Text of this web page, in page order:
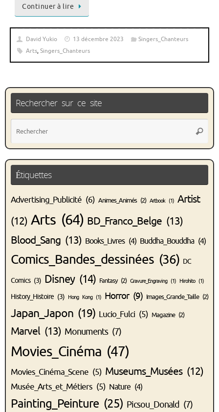
Continuer à lire
David Yukio 13 décembre 2023
Singers_Chanteurs
Arts,Singers_Chanteurs
Rechercher sur ce site
Étiquettes
Advertising_Publicité (6) Animes_Animés(2) Artbook(1) Artist
(12) Arts (64) BD_Franco_Belge (13)
Blood_Sang (13) Books_Livres(4) Buddha_Bouddha(4)
Comics_Bandes_dessinées (36) DC
Comics(3) Disney(14) Fantasy(2) Gravure_Engraving(1) Hirohito(1)
History_Histoire (3) Hong Kong(1) Horror(9) Images_Grande_Taille(2)
Japan_Japon (19) Lucio_Fulci (5) Magazine(2)
Marvel(13) Monuments(7)
Movies_Cinéma (47)
Movies_Cinéma_Scene (5) Museums_Musées(12)
Musée_Arts_et_Métiers (5) Nature (4)
Painting_Peinture(25) Picsou_Donald (7)